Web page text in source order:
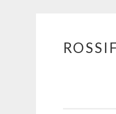
Aller